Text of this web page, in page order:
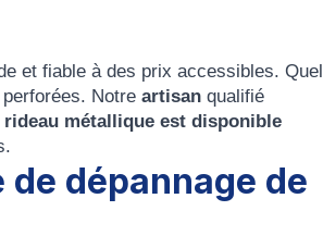
et fiable à des prix accessibles. Quel
Notre artisan qualifié
rideau métallique est disponible
dépannage de